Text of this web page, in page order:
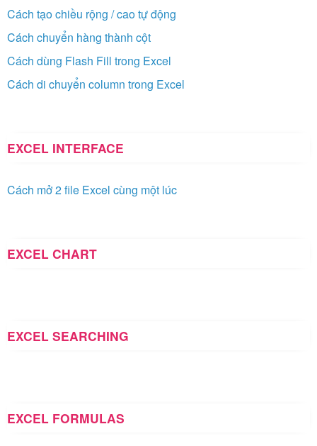
Cách tạo chiều rộng / cao tự động
Cách chuyển hàng thành cột
Cách dùng Flash Fill trong Excel
Cách di chuyển column trong Excel
EXCEL INTERFACE
Cách mở 2 file Excel cùng một lúc
EXCEL CHART
EXCEL SEARCHING
EXCEL FORMULAS